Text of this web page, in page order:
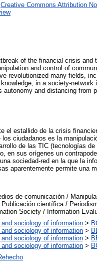
Creative Commons Attribution
of the financial crisis
and control of
revolutionized many fields,
in a society-
and distancing from
el estallido de la crisis
los ciudadanos es la
de las TIC (tecnologías
en sus orígenes un
sociedad-red en la que la
aparentemente permite una
de comunicación /
científica /
Society / Information
sociology of information >
sociology of information >
sociology of information >
sociology of information >